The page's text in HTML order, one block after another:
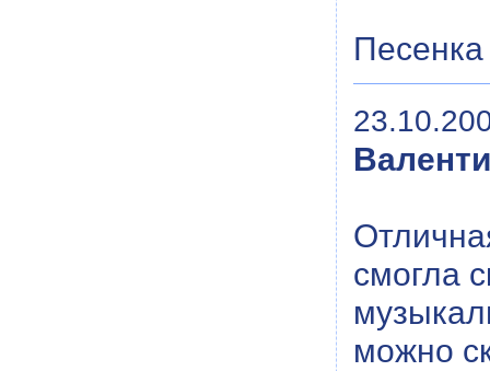
Песенка
смогла
можно